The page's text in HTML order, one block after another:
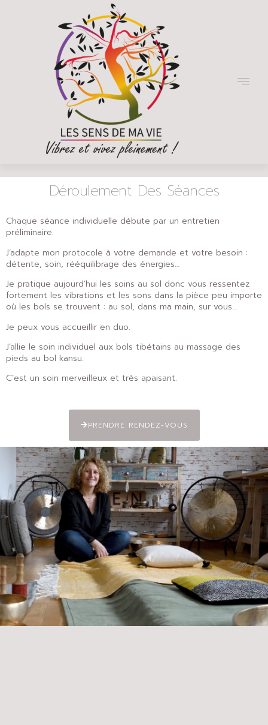
Déroulement Des Séances
Chaque séance individuelle débute par un entretien
préliminaire.
J’adapte mon protocole à votre demande et votre besoin :
détente, soin, rééquilibrage des énergies…
Je pratique aujourd’hui les soins au sol donc vous ressentez
fortement les vibrations et les sons dans la pièce peu importe
où les bols se trouvent : au sol, dans ma main, sur vous…
Je peux vous accueillir en duo.
J’allie le soin individuel aux bols tibétains au massage des
pieds au bol kansu.
C’est un soin merveilleux et très apaisant.
PRENDRE RENDEZ-VOUS